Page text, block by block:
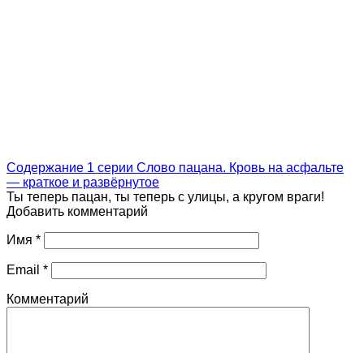
Содержание 1 серии Слово пацана. Кровь на асфальте
— краткое и развёрнутое
Ты теперь пацан, ты теперь с улицы, а кругом враги!
Добавить комментарий
Имя *
Email *
Комментарий